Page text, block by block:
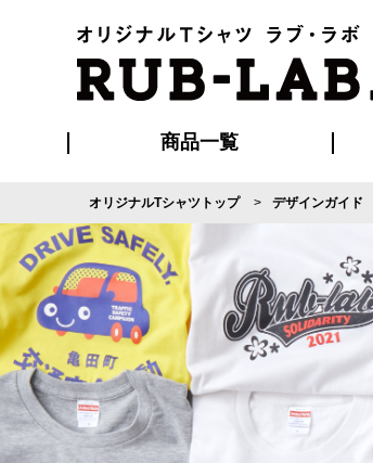
商品一覧
Tシャツ
ブルゾン・コート
ハッピ
オリジナルTシャツトップ デザインガイド